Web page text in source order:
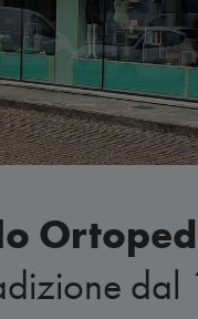
dal